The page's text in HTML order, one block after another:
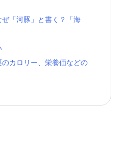
「河豚」と書く？「海
カロリー、栄養価などの